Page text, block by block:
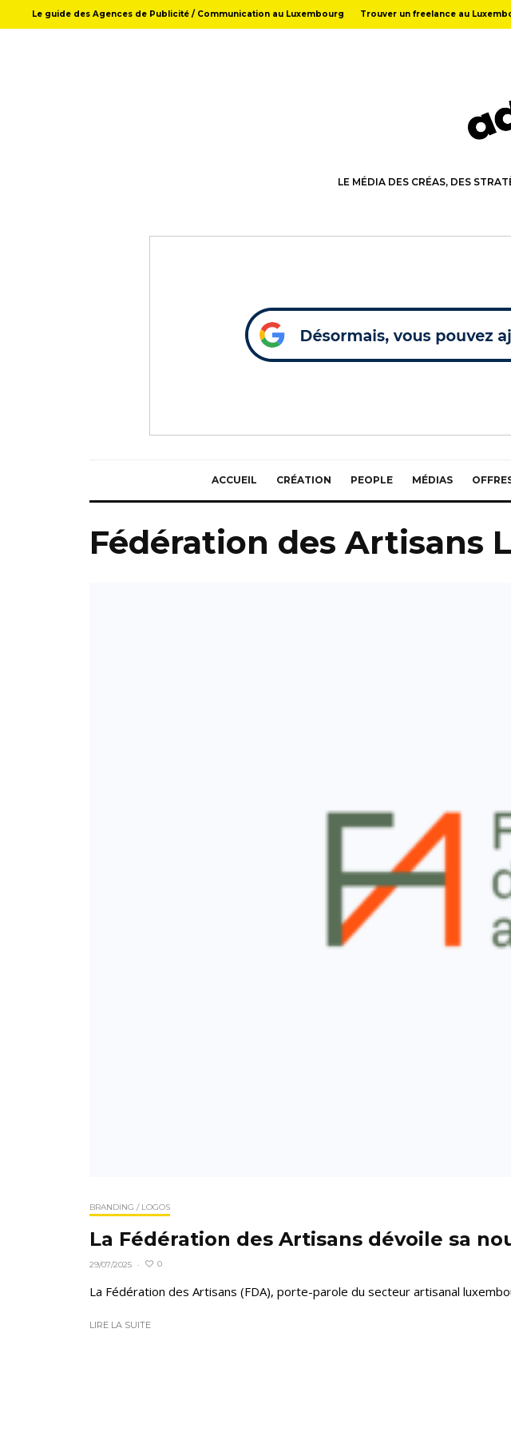
Le guide des Agences de Publicité / Communication au Luxembourg Trouver un freelance au
LE MÉDIA DES CRÉAS, DES
ACCUEIL CRÉATION PEOPLE MÉDIAS
Fédération des Artisans
BRANDING / LOGOS
La Fédération des Artisans dévoile sa
29/07/2025 · 0
La Fédération des Artisans (FDA), porte-parole du secteur artisanal
LIRE LA SUITE